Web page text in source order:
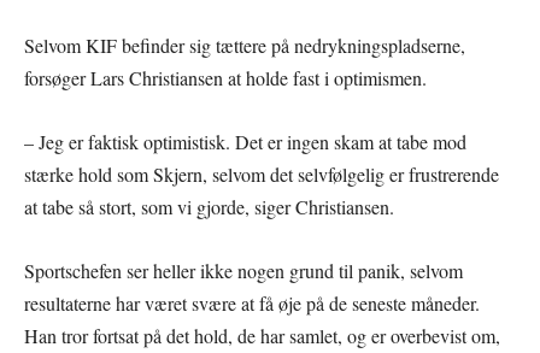
Selvom KIF befinder sig tættere på nedrykningspladserne,
forsøger Lars Christiansen at holde fast i optimismen.
– Jeg er faktisk optimistisk. Det er ingen skam at tabe mod
stærke hold som Skjern, selvom det selvfølgelig er frustrerende
at tabe så stort, som vi gjorde, siger Christiansen.
Sportschefen ser heller ikke nogen grund til panik, selvom
resultaterne har været svære at få øje på de seneste måneder.
Han tror fortsat på det hold, de har samlet, og er overbevist om,